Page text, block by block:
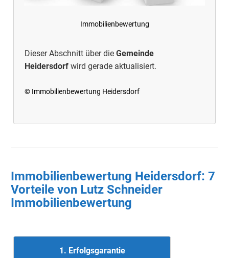
Immobilienbewertung
Dieser Abschnitt über die Gemeinde
Heidersdorf wird gerade aktualisiert.
© Immobilienbewertung Heidersdorf
Immobilienbewertung Heidersdorf: 7
Vorteile von Lutz Schneider
Immobilienbewertung
1. Erfolgsgarantie